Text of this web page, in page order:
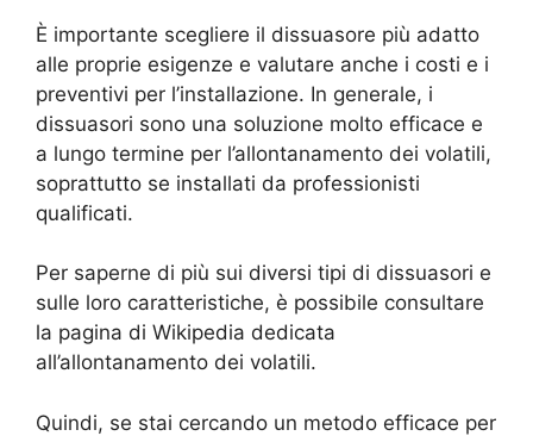
È importante scegliere il dissuasore più adatto
alle proprie esigenze e valutare anche i costi e i
preventivi per l’installazione. In generale, i
dissuasori sono una soluzione molto efficace e
a lungo termine per l’allontanamento dei volatili,
soprattutto se installati da professionisti
qualificati.
Per saperne di più sui diversi tipi di dissuasori e
sulle loro caratteristiche, è possibile consultare
la pagina di Wikipedia dedicata
all’allontanamento dei volatili.
Quindi, se stai cercando un metodo efficace per